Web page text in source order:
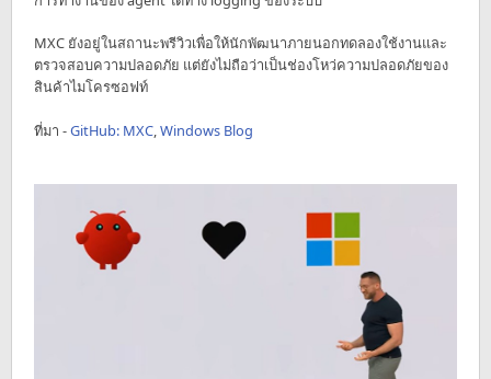
MXC ยังอยู่ในสถานะพรีวิวเพื่อให้นักพัฒนาภายนอกทดลองใช้งานและ
ตรวจสอบความปลอดภัย แต่ยังไม่ถือว่าเป็นช่องโหว่ความปลอดภัยของ
สินค้าไมโครซอฟท์
ที่มา -GitHub: MXC Windows Blog